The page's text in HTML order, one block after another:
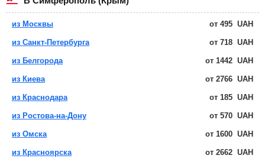
из Москвы от 495 UAH
из Санкт-Петербурга от 718 UAH
из Белгорода от 1442 UAH
из Киева от 2766 UAH
из Краснодара от 185 UAH
из Ростова-на-Дону от 570 UAH
из Омска от 1600 UAH
из Красноярска от 2662 UAH